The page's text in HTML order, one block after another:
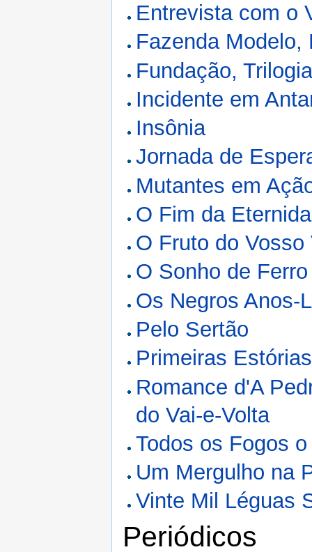
Entrevista com o
Fazenda Modelo,
Fundação,
Incidente em
Insônia
Jornada de
Mutantes em
O Fim da
O Fruto do Vosso
O Sonho de Ferro
Os Negros Anos-
Pelo Sertão
Primeiras Estórias
Romance d'A
do Vai-e-Volta
Todos os Fogos
Um Mergulho na
Vinte Mil Léguas
Periódicos